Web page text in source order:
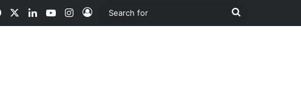
FacebookLinkedInYouTubeInstagram
Log In
Search